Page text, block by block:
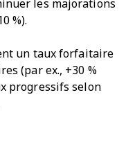
les majorations
%).
un taux forfaitaire
(par ex., +30 %
progressifs selon